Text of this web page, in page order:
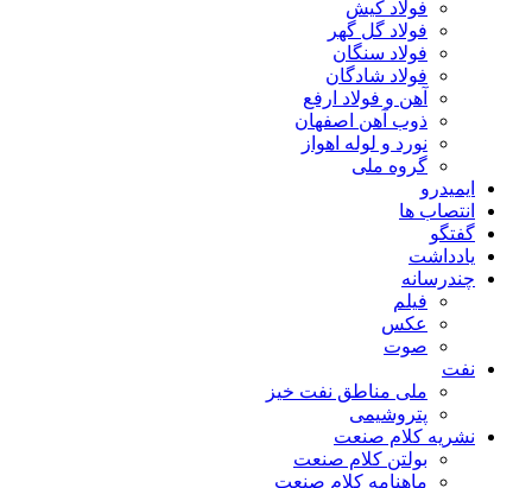
فولاد کیش
فولاد گل گهر
فولاد سنگان
فولاد شادگان
آهن و فولاد ارفع
ذوب آهن اصفهان
نورد و لوله اهواز
گروه ملی
ایمیدرو
انتصاب ها
گفتگو
یادداشت
چندرسانه
فیلم
عکس
صوت
نفت
ملی مناطق نفت خیز
پتروشیمی
نشریه کلام صنعت
بولتن کلام صنعت
ماهنامه کلام صنعت